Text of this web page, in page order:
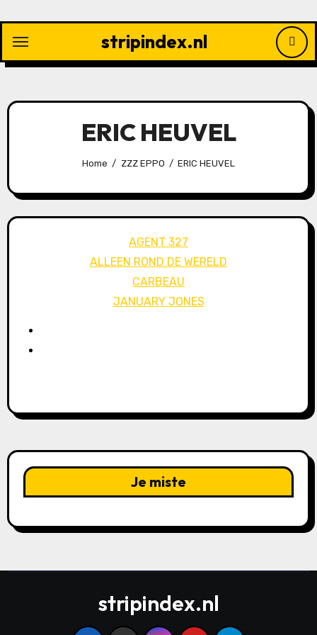
inhoud
stripindex.nl
ERIC HEUVEL
Home ZZZ EPPO ERIC HEUVEL
AGENT 327
ALLEEN ROND DE WERELD
CARBEAU
JANUARY JONES
Je miste
stripindex.nl